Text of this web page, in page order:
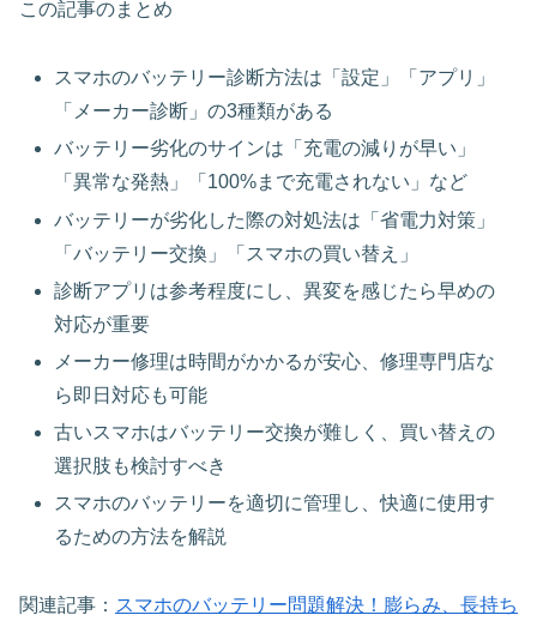
この記事のまとめ
スマホのバッテリー診断方法は「設定」「アプリ」
「メーカー診断」の3種類がある
バッテリー劣化のサインは「充電の減りが早い」
「異常な発熱」「100%まで充電されない」など
バッテリーが劣化した際の対処法は「省電力対策」
「バッテリー交換」「スマホの買い替え」
診断アプリは参考程度にし、異変を感じたら早めの
対応が重要
メーカー修理は時間がかかるが安心、修理専門店な
ら即日対応も可能
古いスマホはバッテリー交換が難しく、買い替えの
選択肢も検討すべき
スマホのバッテリーを適切に管理し、快適に使用す
るための方法を解説
関連記事： スマホのバッテリー問題解決！膨らみ、長持ち